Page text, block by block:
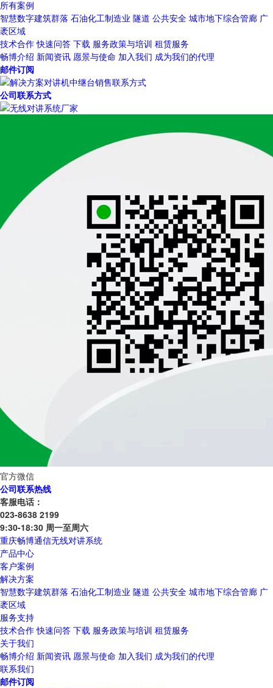
所有案例
智慧数字建筑群落 石油化工制造业 隧道 公共安全 城市地下综合管廊 广
袤区域
技术合作 快速问答 下载 服务政策与培训 租赁服务
畅博介绍 新闻资讯 愿景与使命 加入我们 成为我们的代理
邮件订阅
公司联系方式
官方微信
公司联系热线
客服电话：
023-8638 2199
9:30-18:30 周一至周六
重庆畅博通信无线对讲系统
产品中心
客户案例
解决方案
智慧数字建筑群落 石油化工制造业 隧道 公共安全 城市地下综合管廊 广
袤区域
服务支持
技术合作 快速问答 下载 服务政策与培训 租赁服务
关于我们
畅博介绍 新闻资讯 愿景与使命 加入我们 成为我们的代理
联系我们
邮件订阅